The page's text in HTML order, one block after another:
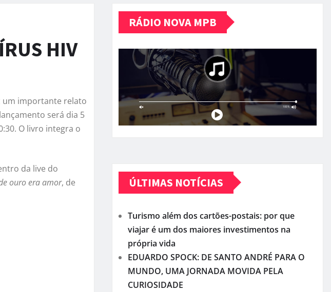
HIV
um importante relato
será dia 5
O livro integra o
da live do
ouro era amor, de
RÁDIO NOVA MPB
ÚLTIMAS NOTÍCIAS
Turismo além dos cartões-postais: por que
viajar é um dos maiores investimentos na
própria vida
EDUARDO SPOCK: DE SANTO ANDRÉ PARA O
MUNDO, UMA JORNADA MOVIDA PELA
CURIOSIDADE